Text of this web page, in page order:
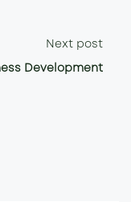
Next post
Development